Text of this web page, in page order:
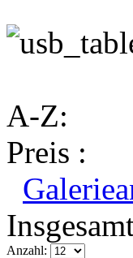
A-Z:
Preis :
Anzahl: